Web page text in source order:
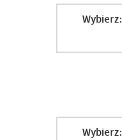
Wybierz:
Wybierz: